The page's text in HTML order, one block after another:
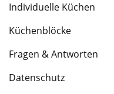
Individuelle Küchen
Küchenblöcke
Fragen & Antworten
Datenschutz